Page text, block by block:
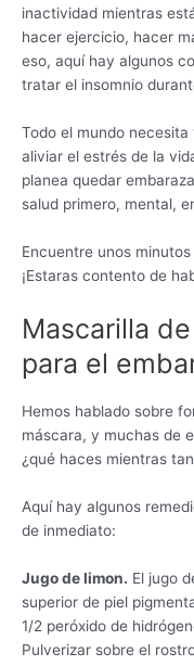
inactividad mientras
hacer ejercicio, hacer
eso, aquí hay algunos
tratar el insomnio
Todo el mundo
aliviar el estrés de la
planea quedar
salud primero, mental,
Encuentre unos
¡Estaras contento de
Mascarilla
para el
Hemos hablado sobre
máscara, y muchas de
¿qué haces mientras
Aquí hay algunos
de inmediato:
Jugo de limon. El jugo
superior de piel
1/2 peróxido de
Pulverizar sobre el